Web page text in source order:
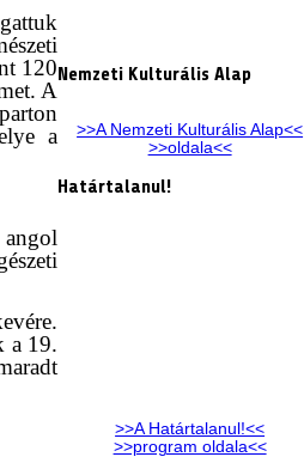
120
A
a
a 19.
Nemzeti Kulturális Alap
>>A Nemzeti Kulturális Alap<<
>>oldala<<
Határtalanul!
>>A Határtalanul!<<
>>program oldala<<